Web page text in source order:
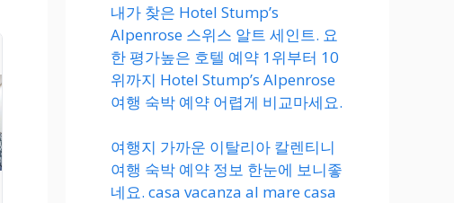
내가 찾은 Hotel Stump’s
Alpenrose 스위스 알트 세인트. 요
한 평가높은 호텔 예약 1위부터 10
위까지 Hotel Stump’s Alpenrose
여행 숙박 예약 어렵게 비교마세요.
여행지 가까운 이탈리아 칼렌티니
여행 숙박 예약 정보 한눈에 보니좋
네요. casa vacanza al mare casa